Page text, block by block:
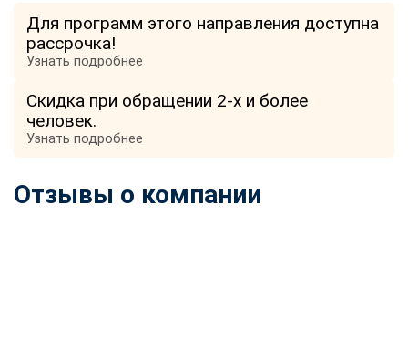
Для программ этого направления доступна
рассрочка!
Узнать подробнее
Скидка при обращении 2-х и более
человек.
Узнать подробнее
Отзывы о компании
Мессенджеры
Свяжитесь с нами через любой удобный мессенджер!
Telegram
Vkontakte EMail